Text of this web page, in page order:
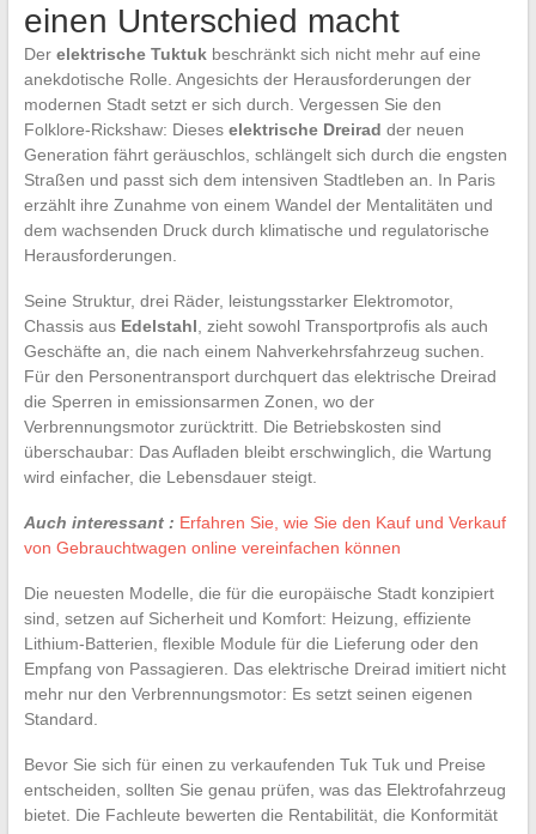
einen Unterschied macht
Der elektrische Tuktukbeschränkt sich nicht mehr auf eine
anekdotische Rolle. Angesichts der Herausforderungen der
modernen Stadt setzt er sich durch. Vergessen Sie den
Folklore-Rickshaw: Dieses elektrische Dreirad der neuen
Generation fährt geräuschlos, schlängelt sich durch die engsten
Straßen und passt sich dem intensiven Stadtleben an. In Paris
erzählt ihre Zunahme von einem Wandel der Mentalitäten und
dem wachsenden Druck durch klimatische und regulatorische
Herausforderungen.
Seine Struktur, drei Räder, leistungsstarker Elektromotor,
Chassis aus Edelstahl , zieht sowohl Transportprofis als auch
Geschäfte an, die nach einem Nahverkehrsfahrzeug suchen.
Für den Personentransport durchquert das elektrische Dreirad
die Sperren in emissionsarmen Zonen, wo der
Verbrennungsmotor zurücktritt. Die Betriebskosten sind
überschaubar: Das Aufladen bleibt erschwinglich, die Wartung
wird einfacher, die Lebensdauer steigt.
Auch interessant : Erfahren Sie, wie Sie den Kauf und Verkauf
von Gebrauchtwagen online vereinfachen können
Die neuesten Modelle, die für die europäische Stadt konzipiert
sind, setzen auf Sicherheit und Komfort: Heizung, effiziente
Lithium-Batterien, flexible Module für die Lieferung oder den
Empfang von Passagieren. Das elektrische Dreirad imitiert nicht
mehr nur den Verbrennungsmotor: Es setzt seinen eigenen
Standard.
Bevor Sie sich für einen zu verkaufenden Tuk Tuk und Preise
entscheiden, sollten Sie genau prüfen, was das Elektrofahrzeug
bietet. Die Fachleute bewerten die Rentabilität, die Konformität